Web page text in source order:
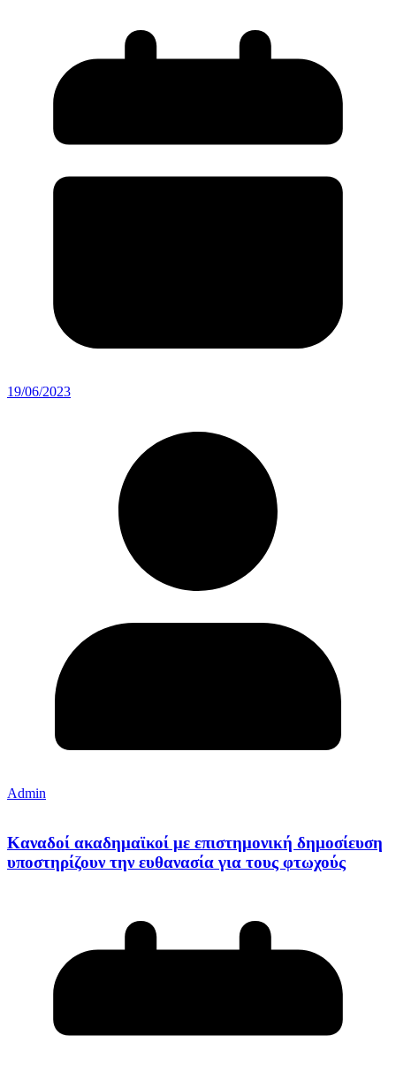
19/06/2023
Admin
Καναδοί ακαδημαϊκοί με επιστημονική δημοσίευση
υποστηρίζουν την ευθανασία για τους φτωχούς